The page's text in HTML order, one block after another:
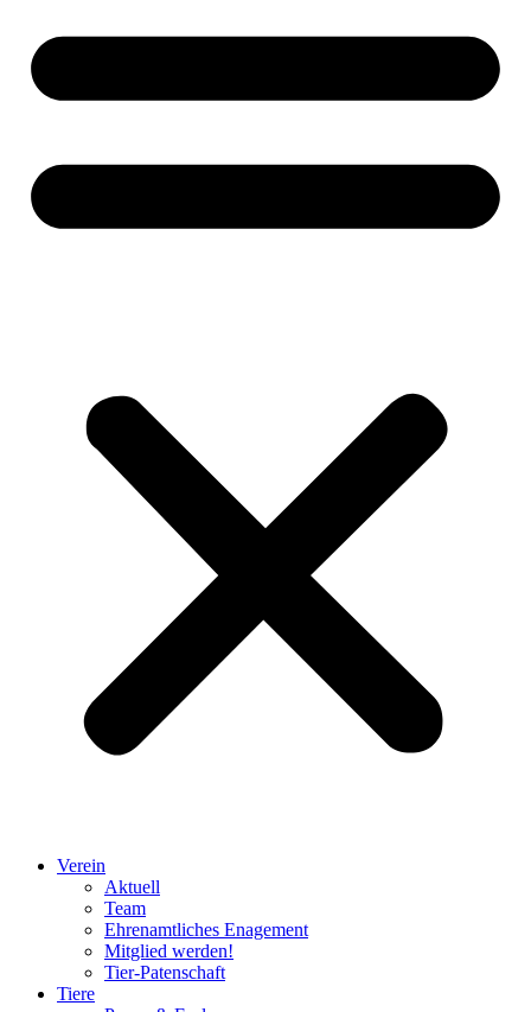
Verein
Aktuell
Team
Ehrenamtliches Enagement
Mitglied werden!
Tier-Patenschaft
Tiere